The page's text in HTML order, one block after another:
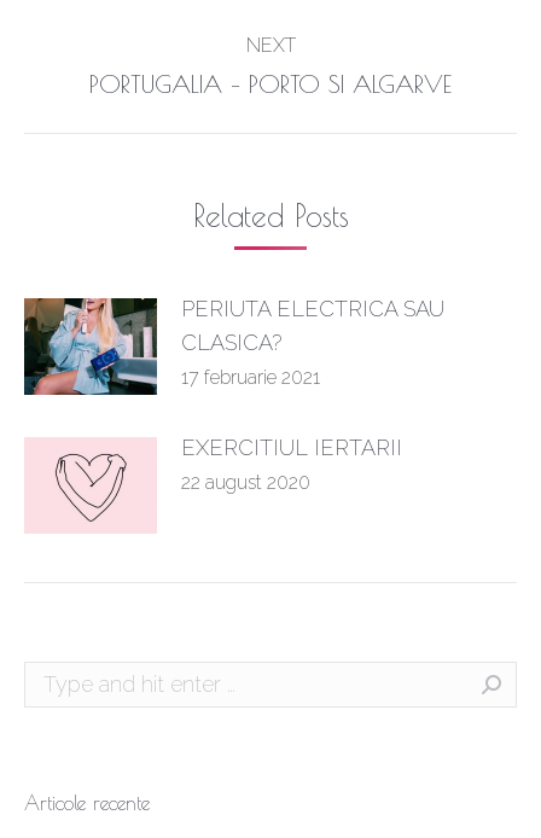
NEXT
Next
PORTUGALIA – PORTO SI ALGARVE
Related Posts
PERIUTA ELECTRICA SAU
CLASICA?
17 februarie 2021
EXERCITIUL IERTARII
22 august 2020
Search:
Articole recente